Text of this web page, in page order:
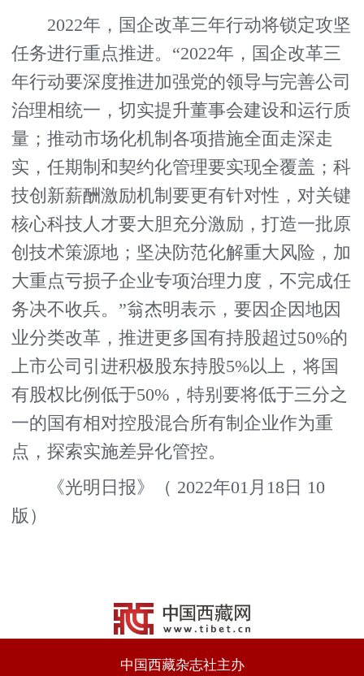
2022年，国企改革三年行动将锁定攻坚
任务进行重点推进。“2022年，国企改革三
年行动要深度推进加强党的领导与完善公司
治理相统一，切实提升董事会建设和运行质
量；推动市场化机制各项措施全面走深走
实，任期制和契约化管理要实现全覆盖；科
技创新薪酬激励机制要更有针对性，对关键
核心科技人才要大胆充分激励，打造一批原
创技术策源地；坚决防范化解重大风险，加
大重点亏损子企业专项治理力度，不完成任
务决不收兵。”翁杰明表示，要因企因地因
业分类改革，推进更多国有持股超过50%的
上市公司引进积极股东持股5%以上，将国
有股权比例低于50%，特别要将低于三分之
一的国有相对控股混合所有制企业作为重
点，探索实施差异化管控。
《光明日报》（ 2022年01月18日 10
版）
中国西藏杂志社主办